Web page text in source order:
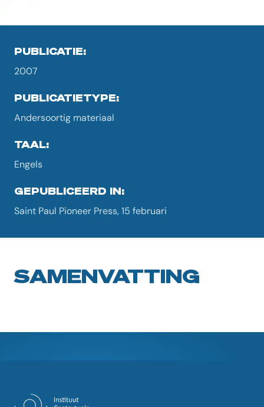
PUBLICATIE:
2007
PUBLICATIETYPE:
Andersoortig materiaal
TAAL:
Engels
GEPUBLICEERD IN:
Saint Paul Pioneer Press, 15 februari
SAMENVATTING